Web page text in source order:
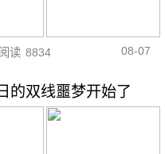
阅读 8834 08-07
的双线噩梦开始了